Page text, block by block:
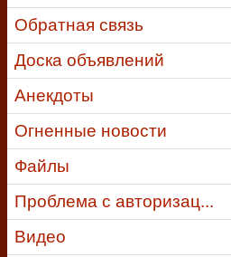
Обратная связь
Доска объявлений
Анекдоты
Огненные новости
Файлы
Проблема с авторизац...
Видео